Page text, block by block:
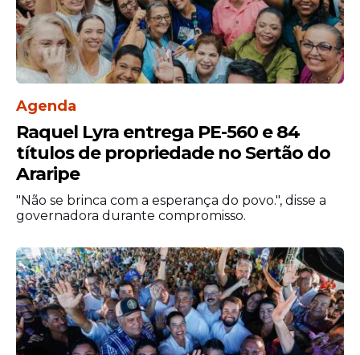
Agenda
Raquel Lyra entrega PE-560 e 84
títulos de propriedade no Sertão do
Araripe
"Não se brinca com a esperança do povo.", disse a
governadora durante compromisso.